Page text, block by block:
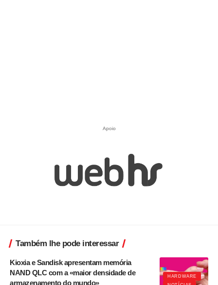
Apoio
Também lhe pode interessar
HARDWARE
Kioxia e Sandisk apresentam memória
NAND QLC com a «maior densidade de
armazenamento do mundo»